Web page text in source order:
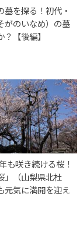
墓を探る！初代・
がのいなめ）の墓
【後編】
も咲き続ける桜！
」（山梨県北杜
元気に満開を迎え